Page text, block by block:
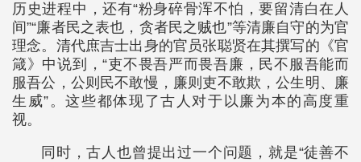
历史进程中，还有“粉身碎骨浑不怕，要留清白在人
间”“廉者民之表也，贪者民之贼也”等清廉自守的为官
理念。清代庶吉士出身的官员张聪贤在其撰写的《官
箴》中说到，“吏不畏吾严而畏吾廉，民不服吾能而
服吾公，公则民不敢慢，廉则吏不敢欺，公生明、廉
生威”。这些都体现了古人对于以廉为本的高度重
视。
同时，古人也曾提出过一个问题，就是“徒善不